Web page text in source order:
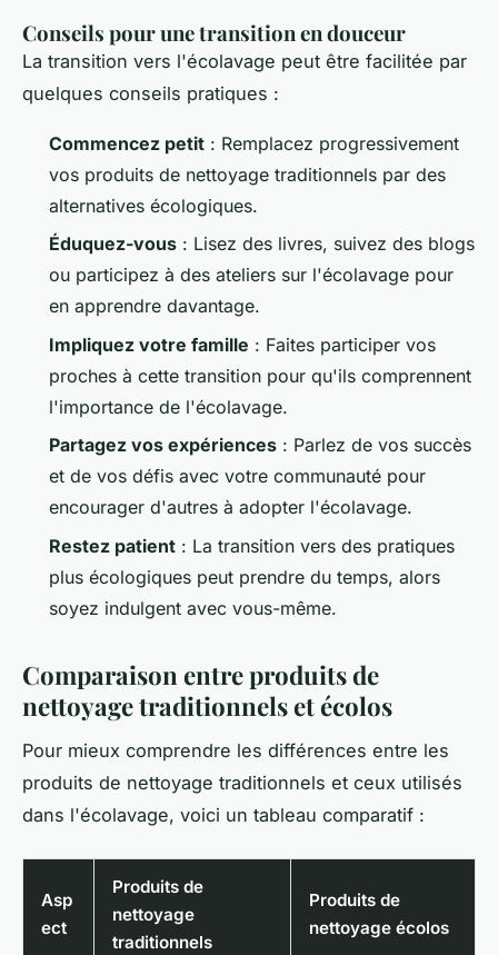
Conseils pour une transition en douceur
La transition vers l'écolavage peut être facilitée par
quelques conseils pratiques :
Commencez petit : Remplacez progressivement
vos produits de nettoyage traditionnels par des
alternatives écologiques.
Éduquez-vous : Lisez des livres, suivez des blogs
ou participez à des ateliers sur l'écolavage pour
en apprendre davantage.
Impliquez votre famille : Faites participer vos
proches à cette transition pour qu'ils comprennent
l'importance de l'écolavage.
Partagez vos expériences : Parlez de vos succès
et de vos défis avec votre communauté pour
encourager d'autres à adopter l'écolavage.
Restez patient : La transition vers des pratiques
plus écologiques peut prendre du temps, alors
soyez indulgent avec vous-même.
Comparaison entre produits de
nettoyage traditionnels et écolos
Pour mieux comprendre les différences entre les
produits de nettoyage traditionnels et ceux utilisés
dans l'écolavage, voici un tableau comparatif :
Asp
ect
Produits de
nettoyage
traditionnels
Produits de
nettoyage écolos